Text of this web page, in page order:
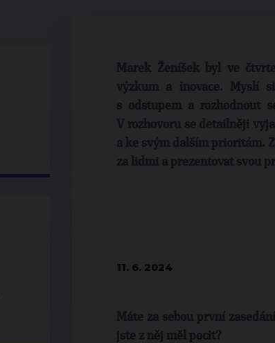
Marek Ženíšek byl ve
výzkum a inovace. Myslí
s odstupem a rozhodnout
V rozhovoru se detailněji
a ke svým dalším prioritám.
za lidmi a prezentovat svou
11. 6. 2024
Máte za sebou první
jste z něj měl pocit?